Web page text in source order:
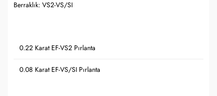
Berraklık: VS2-VS/SI
0.22 Karat EF-VS2 Pırlanta
0.08 Karat EF-VS/SI Pırlanta